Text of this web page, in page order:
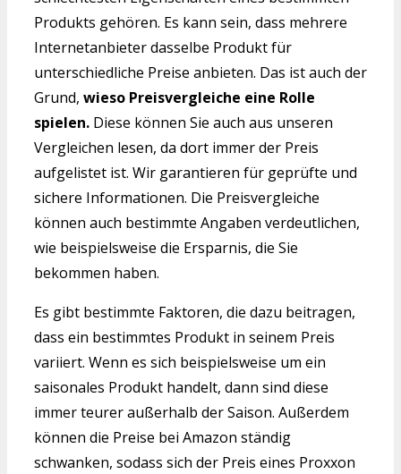
Produkts gehören. Es kann sein, dass mehrere
Internetanbieter dasselbe Produkt für
unterschiedliche Preise anbieten. Das ist auch der
Grund, wieso Preisvergleiche eine Rolle
spielen. Diese können Sie auch aus unseren
Vergleichen lesen, da dort immer der Preis
aufgelistet ist. Wir garantieren für geprüfte und
sichere Informationen. Die Preisvergleiche
können auch bestimmte Angaben verdeutlichen,
wie beispielsweise die Ersparnis, die Sie
bekommen haben.
Es gibt bestimmte Faktoren, die dazu beitragen,
dass ein bestimmtes Produkt in seinem Preis
variiert. Wenn es sich beispielsweise um ein
saisonales Produkt handelt, dann sind diese
immer teurer außerhalb der Saison. Außerdem
können die Preise bei Amazon ständig
schwanken, sodass sich der Preis eines Proxxon